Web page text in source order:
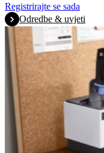
Registrirajte se sada
Odredbe & uvjeti